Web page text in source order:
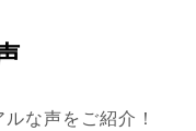
な声をご紹介！